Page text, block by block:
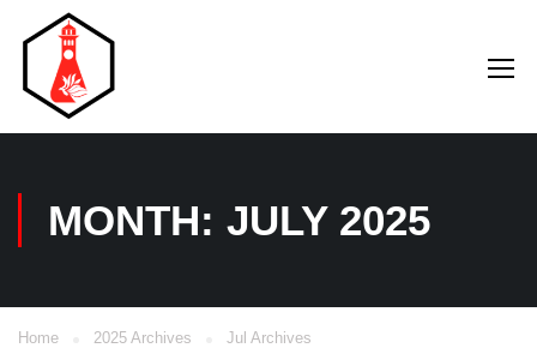
MONTH: JULY 2025
Home 2025 Archives Jul Archives